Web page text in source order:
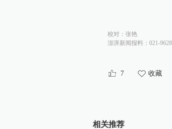
校对： 张艳
澎湃新闻报料：021-
7 收藏
相关推荐